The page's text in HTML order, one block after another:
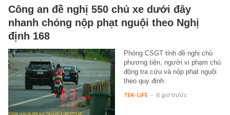
Công an đề nghị 550 chủ xe dưới đây
nhanh chóng nộp phạt nguội theo Nghị
định 168
Phòng CSGT tỉnh đề nghị chủ
phương tiện, người vi phạm chủ
động tra cứu và nộp phạt nguội
theo quy định.
TEK-LIFE - 6 giờ trước